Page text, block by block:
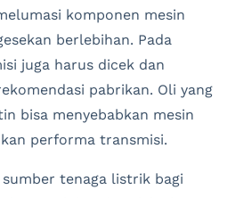
komponen mesin
berlebihan. Pada
juga harus dicek dan
pabrikan. Oli yang
bisa menyebabkan mesin
performa transmisi.
tenaga listrik bagi